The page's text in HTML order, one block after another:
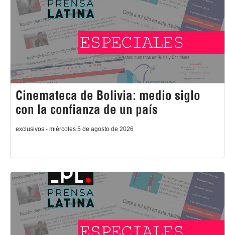
Cinemateca de Bolivia: medio siglo
con la confianza de un país
exclusivos - miércoles 5 de agosto de 2026